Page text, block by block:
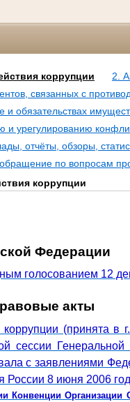
коррупции
2.
связанных с
обязательствах
урегулированию
отчёты, обзоры,
по вопросам
коррупции
Федерации
голосованием 12
акты
(принята в
сессии
с заявлениями
России 8 июня 2006
Конвенции Организации